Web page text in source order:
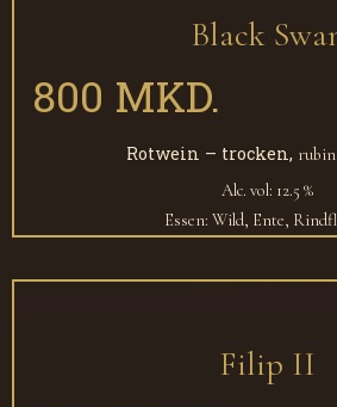
Black
800 MKD.
Rotwein – trocken,
Alc. vol: 12.5 %
Essen: Wild, Ente,
Filip II